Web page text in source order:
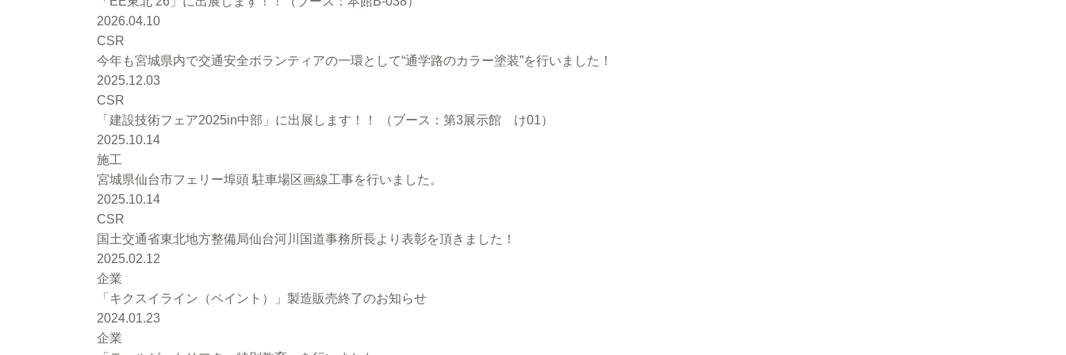
2026.04.10
CSR
今年も宮城県内で交通安全ボランティアの一環として“通学路のカラー塗装”を行いました！
2025.12.03
CSR
「建設技術フェア2025in中部」に出展します！！ （ブース：第3展示館 け01）
2025.10.14
施工
宮城県仙台市フェリー埠頭 駐車場区画線工事を行いました。
2025.10.14
CSR
国土交通省東北地方整備局仙台河川国道事務所長より表彰を頂きました！
2025.02.12
企業
「キクスイライン（ペイント）」製造販売終了のお知らせ
2024.01.23
企業